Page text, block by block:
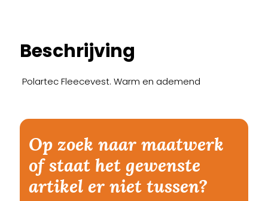
Beschrijving
Polartec Fleecevest. Warm en ademend
Op zoek naar maatwerk
of staat het gewenste
artikel er niet tussen?